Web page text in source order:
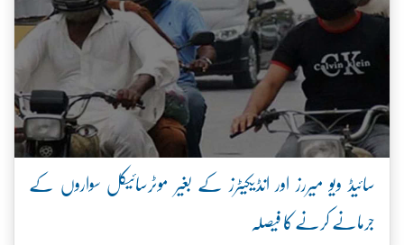
سائیڈ ویو میررز اور انڈیکیٹرز کے بغیر موٹرسائیکل سواروں کے
جرمانے کرنے کا فیصلہ